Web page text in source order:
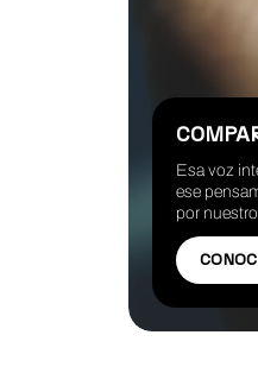
Esa voz
ese
por